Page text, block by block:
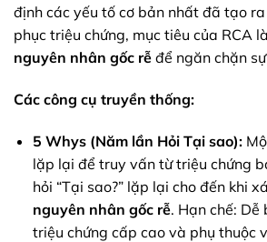
định các yếu tố cơ bản nhất đã tạo
phục triệu chứng, mục tiêu của RCA
nguyên nhân gốc rễ để ngăn chặn
Các công cụ truyền thống:
5 Whys (Năm lần Hỏi Tại sao):
lặp lại để truy vấn từ triệu chứng
hỏi “Tại sao?” lặp lại cho đến khi
nguyên nhân gốc rễ. Hạn chế: Dễ
triệu chứng cấp cao và phụ thuộc